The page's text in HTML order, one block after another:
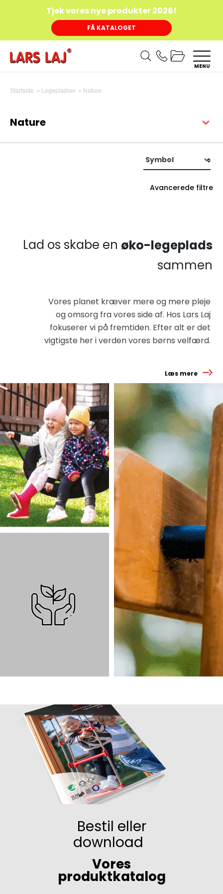
Tjek vores nye produkter 2026!
FÅ KATALOGET
MENU
Startside Legepladser Nature
Nature
Avancerede filtre
Lad os skabe en øko-legeplads
sammen
Vores planet kræver mere og mere pleje
og omsorg fra vores side af. Hos Lars Laj
fokuserer vi på fremtiden. Efter alt er det
vigtigste her i verden vores børns velfærd.
Læs mere
Bestil eller
download
Vores
produktkatalog